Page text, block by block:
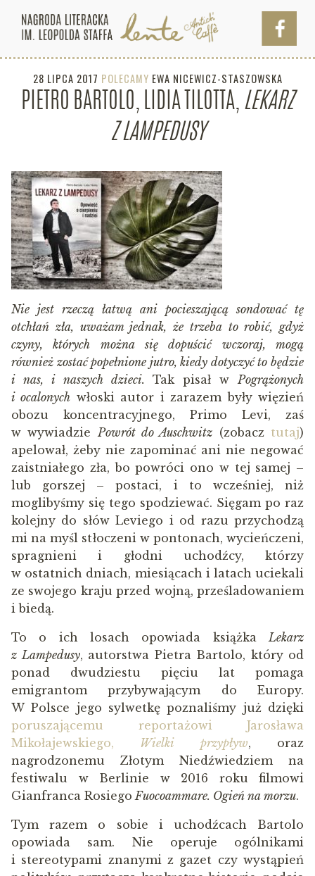
28 LIPCA 2017 POLECAMY EWA NICEWICZ-STASZOWSKA
PIETRO BARTOLO, LIDIA TILOTTA, LEKARZ
Z LAMPEDUSY
Nie jest rzeczą łatwą ani pocieszającą sondować tę
otchłań zła, uważam jednak, że trzeba to robić, gdyż
czyny, których można się dopuścić wczoraj, mogą
również zostać popełnione jutro, kiedy dotyczyć to będzie
i nas, i naszych dzieci. Tak pisał wPogrążonych
i ocalonych włoski autor i zarazem były więzień
obozu koncentracyjnego, Primo Levi, zaś
w wywiadziePowrót do Auschwitz (zobacz tutaj)
apelował, żeby nie zapominać ani nie negować
zaistniałego zła, bo powróci ono w tej samej –
lub gorszej – postaci, i to wcześniej, niż
moglibyśmy się tego spodziewać. Sięgam po raz
kolejny do słów Leviego i od razu przychodzą
mi na myśl stłoczeni w pontonach, wycieńczeni,
spragnieni i głodni uchodźcy, którzy
w ostatnich dniach, miesiącach i latach uciekali
ze swojego kraju przed wojną, prześladowaniem
i biedą.
To o ich losach opowiada książkaLekarz
z Lampedusy, autorstwa Pietra Bartolo, który od
ponad dwudziestu pięciu lat pomaga
emigrantom przybywającym do Europy.
W Polsce jego sylwetkę poznaliśmy już dzięki
poruszającemu reportażowi Jarosława
Mikołajewskiego, Wielki przypływ, oraz
nagrodzonemu Złotym Niedźwiedziem na
festiwalu w Berlinie w 2016 roku filmowi
Gianfranca Rosiego Fuocoammare. Ogień na morzu.
Tym razem o sobie i uchodźcach Bartolo
opowiada sam. Nie operuje ogólnikami
i stereotypami znanymi z gazet czy wystąpień